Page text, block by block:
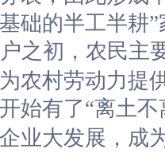
础的半工半耕
之初，农民主
农村劳动力提
始有了“离土
业大发展，成